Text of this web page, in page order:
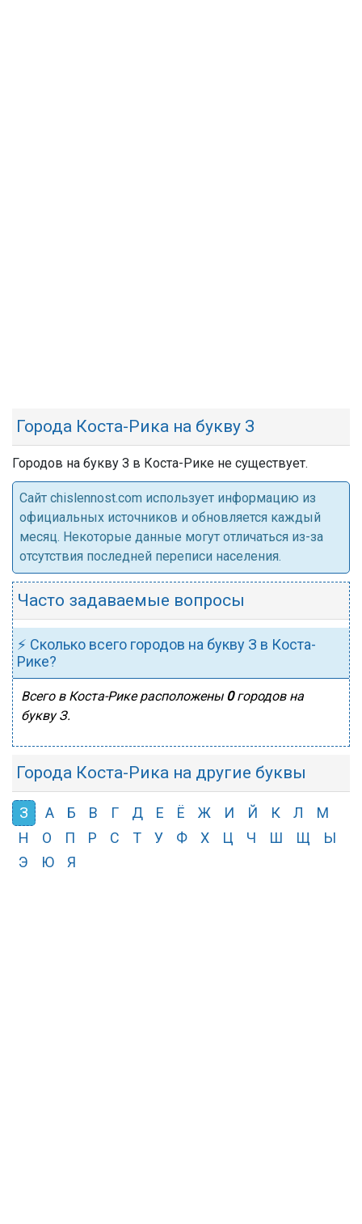
Города Коста-Рика на букву З
Городов на букву З в Коста-Рике не существует.
Cайт chislennost.com использует информацию из
официальных источников и обновляется каждый
месяц. Некоторые данные могут отличаться из-за
отсутствия последней переписи населения.
Часто задаваемые вопросы
⚡ Сколько всего городов на букву З в Коста-
Рике?
Всего в Коста-Рике расположены 0городов на
букву З.
Города Коста-Рика на другие буквы
З А Б В Г Д Е Ё Ж И Й К Л
М
Н
О П Р С Т У Ф Х Ц Ч Ш Щ
Ы
Э
Ю Я